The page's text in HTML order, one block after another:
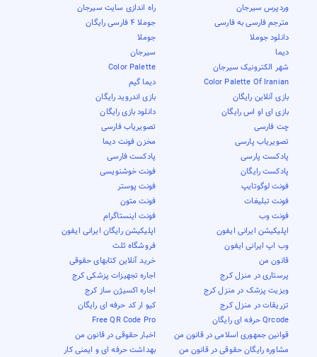
وردپرس سیرجان
راه اندازی سایت سیرجان
مترجم فارسی به فارسی
جوملا 4 فارسی رایگان
دانلود جوملا
جوملا
دیما
سیرجان
شهر الکترونیک سیرجان
Color Palette
Color Palette Of Iranian
دیما گیم
بازی آنلاین رایگان
بازی اندروید رایگان
بازی ای او اس رایگان
دانلود بازی رایگان
چت فارسی
تصویریاب فارسی
تصویریاب پارسی
مخزن فونت دیما
پادکست پارسی
پادکست فارسی
پادکست رایگان
فونت خوشنویسی
فونت لوگوتایپ
فونت پوستر
فونت تبلیغات
فونت متون
فونت وب
فونت اینستاگرام
اپلیکیشن ایرانی ایفون
اپلیکیشن رایگان ایرانی ایفون
وب اپ ایرانی ایفون
فروشگاه ثلث
قانون من
خرید آنلاین کتابهای حقوقی
پرستاری در منزل کرج
اجاره تجهیزات پزشکی کرج
ویزیت پزشک در منزل کرج
اجاره اکسیژن ساز کرج
تزریقات در منزل کرج
کیو ار کد حرفه ای رایگان
Qrcode حرفه ای رایگان
Free QR Code Pro
قوانین جمهوری اسلامی در قانون من
اخبار حقوقی در قانون من
مشاوره رایگان حقوقی در قانون من
بهداشت حرفه ای و ایمنی کار